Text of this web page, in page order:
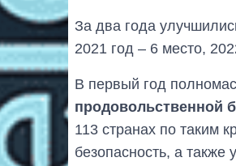
За два года
2021 год – 6 место,
В первый год
продовольственной
113 странах по таким
безопасность, а также